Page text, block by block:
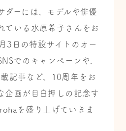
ダーには、モデルや俳優
ている水原希子さんをお
3日の特設サイトのオー
でのキャンペーンや、
記事など、10周年をお
企画が目白押しの記念す
を盛り上げていきま